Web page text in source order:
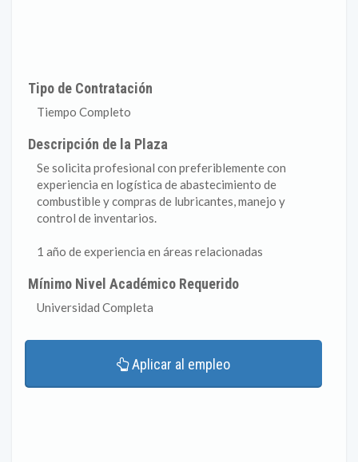
Tipo de Contratación
Tiempo Completo
Descripción de la Plaza
Se solicita profesional con preferiblemente con
experiencia en logística de abastecimiento de
combustible y compras de lubricantes, manejo y
control de inventarios.
1 año de experiencia en áreas relacionadas
Mínimo Nivel Académico Requerido
Universidad Completa
Aplicar al empleo